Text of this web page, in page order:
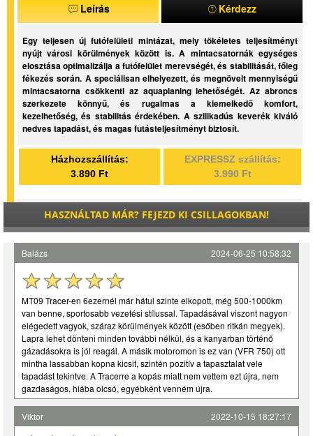
Leírás Kérdezz
Egy teljesen új futófelületi mintázat, mely tökéletes teljesítményt
nyújt városi körülmények között is. A mintacsatornák egységes
elosztása optimalizálja a futófelület merevségét, és stabilitását, főleg
fékezés során. A speciálisan elhelyezett, és megnövelt mennyiségű
mintacsatorna csökkenti az aquaplaning lehetőségét. Az abroncs
szerkezete könnyű, és rugalmas a kiemelkedő komfort,
kezelhetőség, és stabilitás érdekében. A szilikadús keverék kiváló
nedves tapadást, és magas futásteljesítményt biztosít.
Házhozszállítás:
3.890 Ft
EXPRESSZ szállítás:
3.990 Ft
HASZNÁLTAD MÁR? FEJEZD KI CSILLAGOKBAN!
Balázs 2024-06-25 10:58:32
MT09 Tracer-en 6ezernél már hátul szinte elkopott, még 500-1000km
van benne, sportosabb vezetési stílussal. Tapadásával viszont nagyon
elégedett vagyok, száraz körülmények között (esőben ritkán megyek).
Lapra lehet dönteni minden további nélkül, és a kanyarban történő
gázadásokra is jól reagál. A másik motoromon is ez van (VFR 750) ott
mintha lassabban kopna kicsit, szintén pozitív a tapasztalat vele
tapadást tekintve. A Tracerre a kopás miatt nem vettem ezt újra, nem
gazdaságos, hiába olcsó, egyébként venném újra.
Viktor 2022-10-15 18:27:17